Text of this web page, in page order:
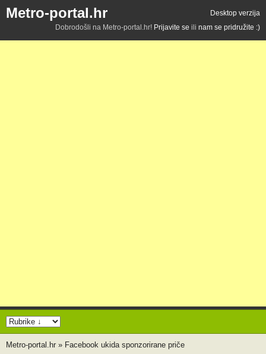
Metro-portal.hr
Desktop verzija
Dobrodošli na Metro-portal.hr! Prijavite se ili nam se pridružite :)
Metro-portal.hr » Facebook ukida sponzorirane priče